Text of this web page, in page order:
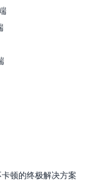
顿的终极解决方案